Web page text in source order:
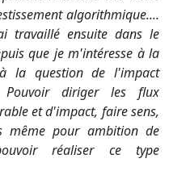
algorithmique....
travaillé ensuite dans le
que je m'intéresse à la
la question de l'impact
Pouvoir diriger les flux
et d'impact, faire sens,
même pour ambition de
réaliser ce type